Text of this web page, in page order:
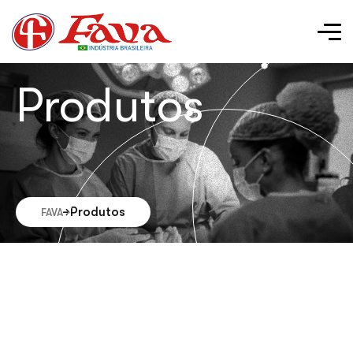
Produtos
FAVA Produtos